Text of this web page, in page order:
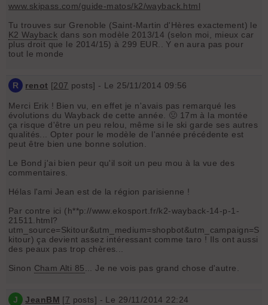
www.skipass.com/guide-matos/k2/wayback.html
Tu trouves sur Grenoble (Saint-Martin d'Hères exactement) le
K2 Wayback dans son modèle 2013/14 (selon moi, mieux car
plus droit que le 2014/15) à 299 EUR.. Y en aura pas pour
tout le monde
R renot [207 posts] - Le 25/11/2014 09:56
Merci Erik ! Bien vu, en effet je n'avais pas remarqué les
évolutions du Wayback de cette année. 🤢 17m à la montée
ça risque d'être un peu relou, même si le ski garde ses autres
qualités... Opter pour le modèle de l'année précédente est
peut être bien une bonne solution.
Le Bond j'ai bien peur qu'il soit un peu mou à la vue des
commentaires.
Hélas l'ami Jean est de la région parisienne !
Par contre ici (h**p://www.ekosport.fr/k2-wayback-14-p-1-
21511.html?
utm_source=Skitour&utm_medium=shopbot&utm_campaign=S
kitour) ça devient assez intéressant comme taro ! Ils ont aussi
des peaux pas trop chères...
Sinon Cham Alti 85 ... Je ne vois pas grand chose d'autre.
J JeanBM [7 posts] - Le 29/11/2014 22:24